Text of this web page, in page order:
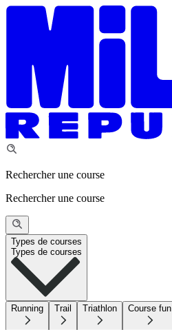
Rechercher une course
Rechercher une course
Types de courses
Types de courses
Running Trail Triathlon Course fun